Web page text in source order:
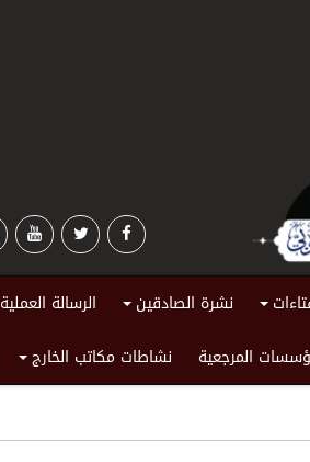
نشرة الصادقين الرسالة العملية
المرجعية نشاطات مكاتب الخارج